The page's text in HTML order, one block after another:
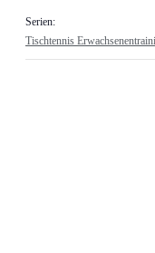
Serien:
Tischtennis